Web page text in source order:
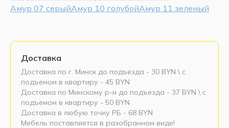
Амур 07 серыйАмур 10 голубойАмур 11 зеленый
Доставка
Доставка по г. Минск до подъезда - 30 BYN \ c
подъемом в квартиру - 45 BYN
Доставка по Минскому р-н до подъезда - 37 BYN \ c
подъемом в квартиру - 50 BYN
Доставка в любую точку РБ - 68 BYN
Мебель поставляется в разобранном виде!